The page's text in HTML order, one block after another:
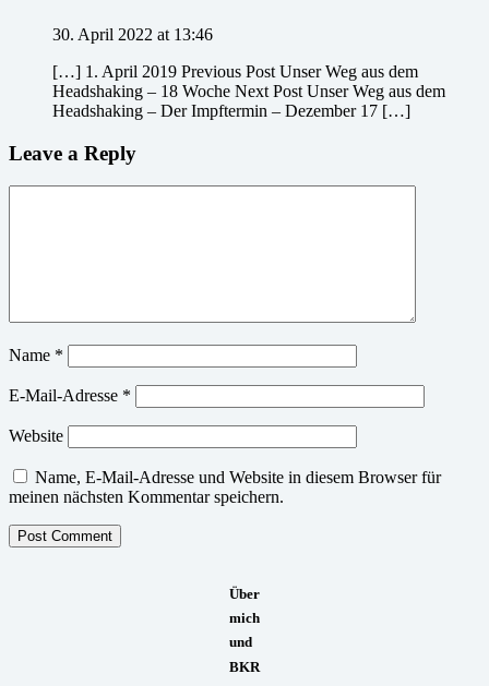
30. April 2022 at 13:46
[…] 1. April 2019 Previous Post Unser Weg aus dem
Headshaking – 18 Woche Next Post Unser Weg aus dem
Headshaking – Der Impftermin – Dezember 17 […]
Leave a Reply
Name *
E-Mail-Adresse *
Website
Name, E-Mail-Adresse und Website in diesem Browser für
meinen nächsten Kommentar speichern.
Über
mich
und
BKR